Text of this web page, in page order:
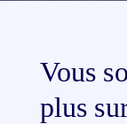
Vous
plus